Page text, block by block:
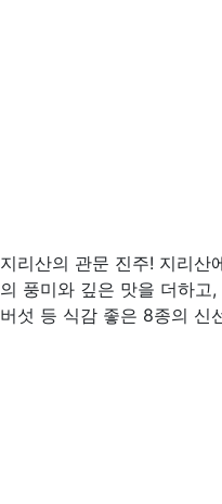
지리산의 관문 진주! 지리산
의 풍미와 깊은 맛을 더하고
버섯 등 식감 좋은 8종의 신